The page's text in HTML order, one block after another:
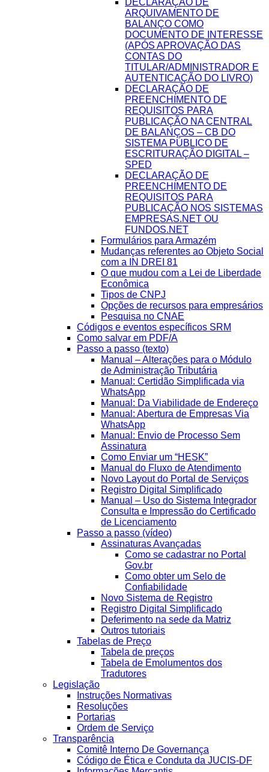
DECLARAÇÃO DE
ARQUIVAMENTO DE
BALANÇO COMO
DOCUMENTO DE INTERESSE
(APÓS APROVAÇÃO DAS
CONTAS DO
TITULAR/ADMINISTRADOR E
AUTENTICAÇÃO DO LIVRO)
DECLARAÇÃO DE
PREENCHIMENTO DE
REQUISITOS PARA
PUBLICAÇÃO NA CENTRAL
DE BALANÇOS – CB DO
SISTEMA PÚBLICO DE
ESCRITURAÇÃO DIGITAL –
SPED
DECLARAÇÃO DE
PREENCHIMENTO DE
REQUISITOS PARA
PUBLICAÇÃO NOS SISTEMAS
EMPRESAS.NET OU
FUNDOS.NET
Formulários para Armazém
Mudanças referentes ao Objeto Social
com a IN DREI 81
O que mudou com a Lei de Liberdade
Econômica
Tipos de CNPJ
Opções de recursos para empresários
Pesquisa no CNAE
Códigos e eventos específicos SRM
Como salvar em PDF/A
Passo a passo (texto)
Manual – Alterações para o Módulo
de Administração Tributária
Manual: Certidão Simplificada via
WhatsApp
Manual: Da Viabilidade de Endereço
Manual: Abertura de Empresas Via
WhatsApp
Manual: Envio de Processo Sem
Assinatura
Como Enviar um “HESK”
Manual do Fluxo de Atendimento
Novo Layout do Portal de Serviços
Registro Digital Simplificado
Manual – Uso do Sistema Integrador
Consulta e Impressão do Certificado
de Licenciamento
Passo a passo (vídeo)
Assinaturas Avançadas
Como se cadastrar no Portal
Gov.br
Como obter um Selo de
Confiabilidade
Novo Sistema de Registro
Registro Digital Simplificado
Deferimento na sede da Matriz
Outros tutoriais
Tabelas de Preço
Tabela de preços
Tabela de Emolumentos dos
Tradutores
Legislação
Instruções Normativas
Resoluções
Portarias
Ordem de Serviço
Transparência
Comitê Interno De Governança
Código de Ética e Conduta da JUCIS-DF